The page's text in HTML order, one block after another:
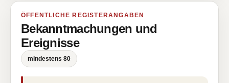
ÖFFENTLICHE REGISTERANGABEN
Bekanntmachungen und
Ereignisse
mindestens 80